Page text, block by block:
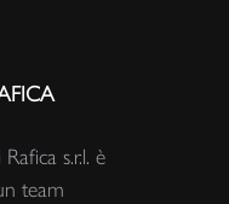
s.r.l. è
team